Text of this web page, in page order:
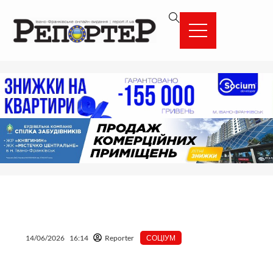
вмісту
14/06/2026 16:14 Reporter СОЦІУМ